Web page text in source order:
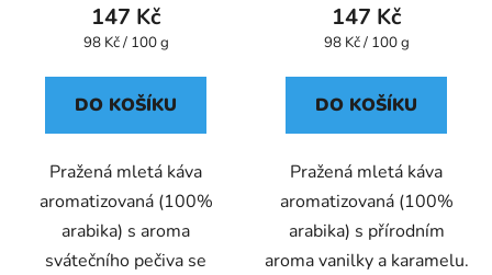
147 Kč
Měrná
98 Kč / 100 g
DO KOŠÍKU
Pražená mletá káva
aromatizovaná (100%
arabika) s aroma
svátečního pečiva se
147 Kč
Měrná
98 Kč / 100 g
DO KOŠÍKU
Pražená mletá káva
aromatizovaná (100%
arabika) s přírodním
aroma vanilky a karamelu.